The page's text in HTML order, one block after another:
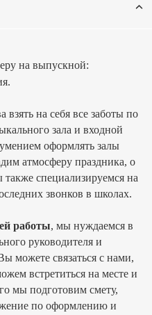
на выпускной:
взять на себя все заботы по
зала и входной
оформлять залы
атмосферу праздника, о
специализируемся на
звонков в школах.
работы, мы нуждаемся в
руководителя и
можете связаться с нами,
встретиться на месте и
мы подготовим смету,
по оформлению и